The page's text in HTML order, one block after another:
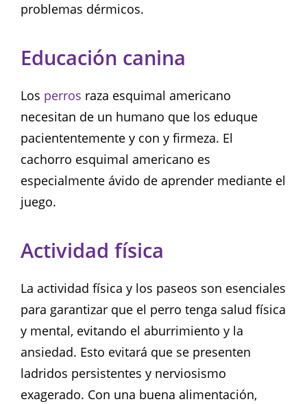
problemas dérmicos.
Educación canina
Los perros raza esquimal americano
necesitan de un humano que los eduque
paciententemente y con y firmeza. El
cachorro esquimal americano es
especialmente ávido de aprender mediante el
juego.
Actividad física
La actividad física y los paseos son esenciales
para garantizar que el perro tenga salud física
y mental, evitando el aburrimiento y la
ansiedad. Esto evitará que se presenten
ladridos persistentes y nerviosismo
exagerado. Con una buena alimentación,